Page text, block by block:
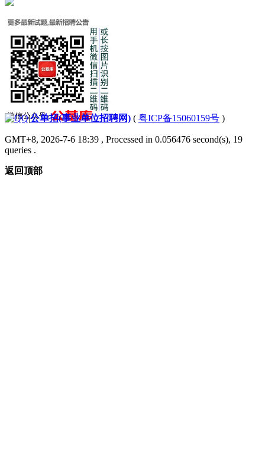
|公单招(事业单位招聘网) ( 粤ICP备15060159号 )
GMT+8, 2026-7-6 18:39 , Processed in 0.056476 second(s), 19
queries .
返回顶部